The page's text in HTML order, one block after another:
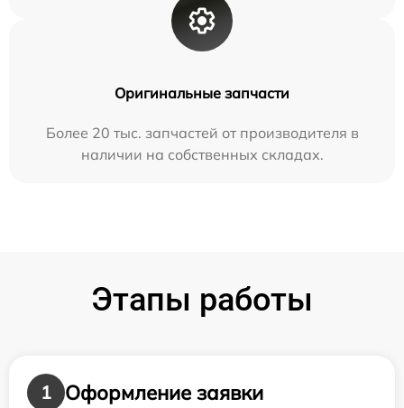
Оригинальные запчасти
Более 20 тыс. запчастей от производителя в
наличии на собственных складах.
Этапы работы
1
Оформление заявки